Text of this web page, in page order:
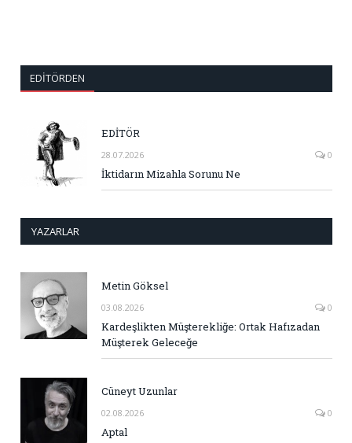
EDITÖRDEN
EDİTÖR
28.07.2026 0
İktidarın Mizahla Sorunu Ne
YAZARLAR
Metin Göksel
03.08.2026 0
Kardeşlikten Müşterekliğe: Ortak Hafızadan
Müşterek Geleceğe
Cüneyt Uzunlar
02.08.2026 0
Aptal